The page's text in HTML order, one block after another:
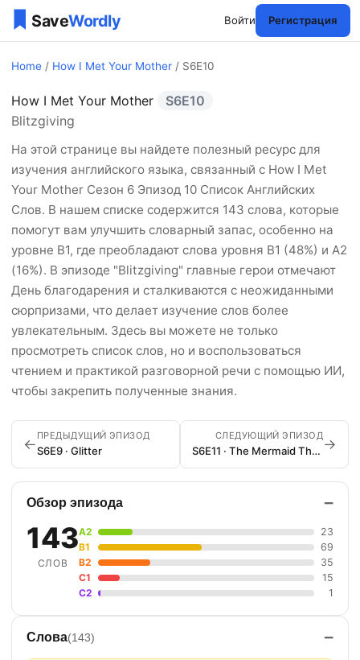
Войти Регистрация
Home / How I Met Your Mother / S6E10
How I Met Your Mother
How I Met Your Mother
S6E10
Blitzgiving
На этой странице вы найдете полезный ресурс для
изучения английского языка, связанный с How I Met
Your Mother Сезон 6 Эпизод 10 Список Английских
Слов. В нашем списке содержится 143 слова, которые
помогут вам улучшить словарный запас, особенно на
уровне B1, где преобладают слова уровня B1 (48%) и A2
(16%). В эпизоде "Blitzgiving" главные герои отмечают
День благодарения и сталкиваются с неожиданными
сюрпризами, что делает изучение слов более
увлекательным. Здесь вы можете не только
просмотреть список слов, но и воспользоваться
чтением и практикой разговорной речи с помощью ИИ,
чтобы закрепить полученные знания.
← ПРЕДЫДУЩИЙ ЭПИЗОД
S6E9 · Glitter
СЛЕДУЮЩИЙ ЭПИЗОД
S6E11 · The Mermaid Theory →
Обзор эпизода −
143
СЛОВ
A2
23
B1
69
B2
35
C1
15
C2
1
Слова(143) −